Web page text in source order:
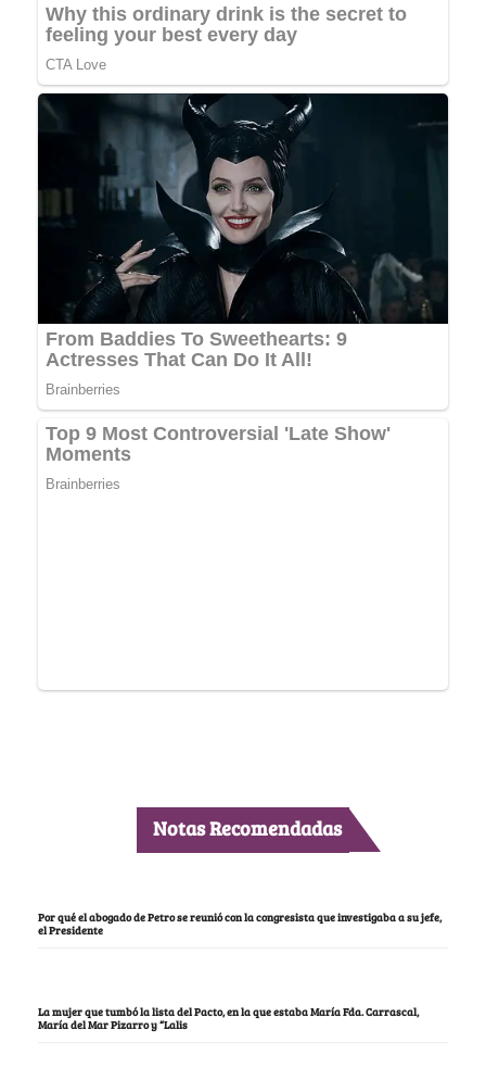
Notas Recomendadas
Por qué el abogado de Petro se reunió con la congresista que investigaba a su jefe,
el Presidente
La mujer que tumbó la lista del Pacto, en la que estaba María Fda. Carrascal,
María del Mar Pizarro y “Lalis